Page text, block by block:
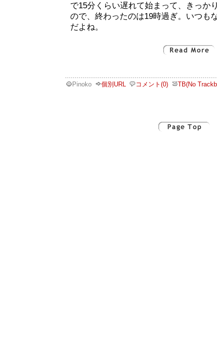
で15分くらい遅れて始まって、きっか
ので、終わったのは19時過ぎ。いつも
だよね。
Pinoko 個別URL コメント(0) TB(No